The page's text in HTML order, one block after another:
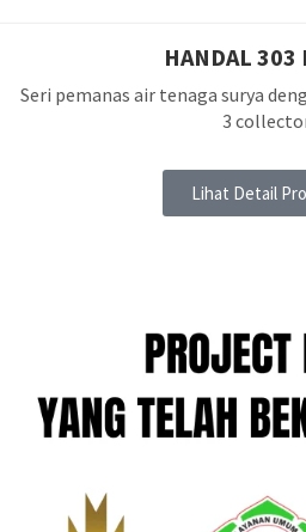
HANDAL 303
Seri pemanas air tenaga surya
3
Lihat Detail